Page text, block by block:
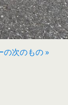
の次のもの »